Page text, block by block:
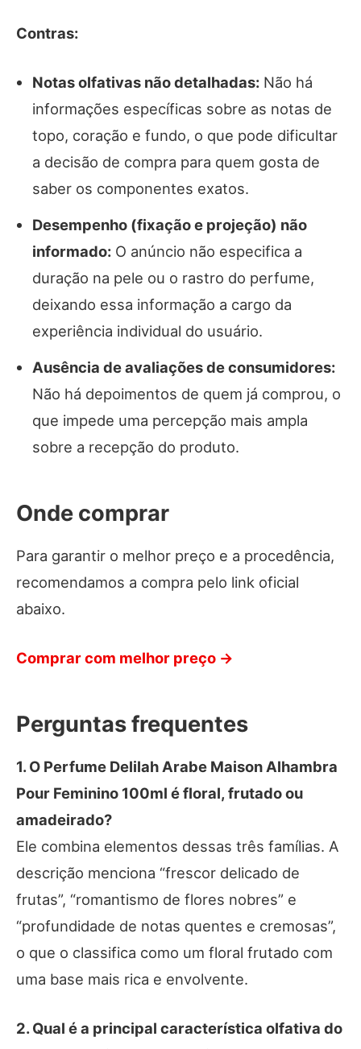
Contras:
Notas olfativas não detalhadas: Não há
informações específicas sobre as notas de
topo, coração e fundo, o que pode dificultar
a decisão de compra para quem gosta de
saber os componentes exatos.
Desempenho (fixação e projeção) não
informado: O anúncio não especifica a
duração na pele ou o rastro do perfume,
deixando essa informação a cargo da
experiência individual do usuário.
Ausência de avaliações de consumidores:
Não há depoimentos de quem já comprou, o
que impede uma percepção mais ampla
sobre a recepção do produto.
Onde comprar
Para garantir o melhor preço e a procedência,
recomendamos a compra pelo link oficial
abaixo.
Comprar com melhor preço →
Perguntas frequentes
1. O Perfume Delilah Arabe Maison Alhambra
Pour Feminino 100ml é floral, frutado ou
amadeirado?
Ele combina elementos dessas três famílias. A
descrição menciona “frescor delicado de
frutas”, “romantismo de flores nobres” e
“profundidade de notas quentes e cremosas”,
o que o classifica como um floral frutado com
uma base mais rica e envolvente.
2. Qual é a principal característica olfativa do